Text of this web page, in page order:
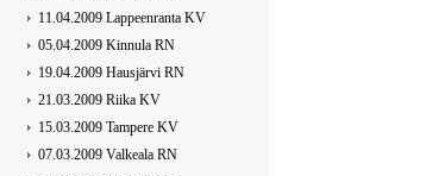
11.04.2009 Lappeenranta KV
05.04.2009 Kinnula RN
19.04.2009 Hausjärvi RN
21.03.2009 Riika KV
15.03.2009 Tampere KV
07.03.2009 Valkeala RN